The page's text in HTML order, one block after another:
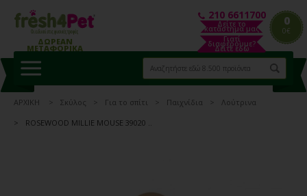
0
0€
ΔΩΡΕΑΝ
ΜΕΤΑΦΟΡΙΚΑ
Δείτε το
κατάστημα μας
Γιατί
διαφέρουμε?
Δείτε εδώ
210 6611700
ΑΡΧΙΚΗ Σκύλος Για το σπίτι Παιχνίδια
Λούτρινα
ROSEWOOD MILLIE MOUSE 39020 ..